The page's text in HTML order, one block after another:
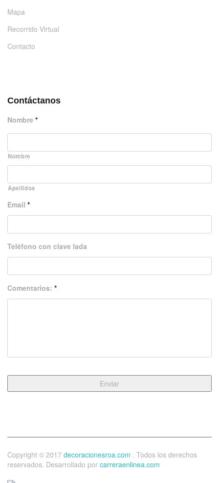
Mapa
Recorrido Virtual
Contacto
Contáctanos
Nombre *
Nombre
Apellidos
Email *
Teléfono con clave lada
Comentarios: *
Copyright © 2017 decoracionesroa.com . Todos los derechos
reservados. Desarrollado por carreraenlinea.com